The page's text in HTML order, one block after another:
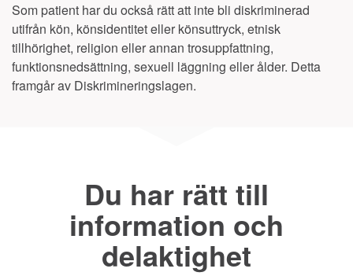
Som patient har du också rätt att inte bli diskriminerad
utifrån kön, könsidentitet eller könsuttryck, etnisk
tillhörighet, religion eller annan trosuppfattning,
funktionsnedsättning, sexuell läggning eller ålder. Detta
framgår av Diskrimineringslagen.
Du har rätt till
information och
delaktighet